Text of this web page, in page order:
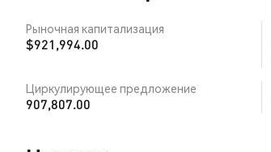
Рыночная капитализация
$921,994.00
Циркулирующее предложение
907,807.00